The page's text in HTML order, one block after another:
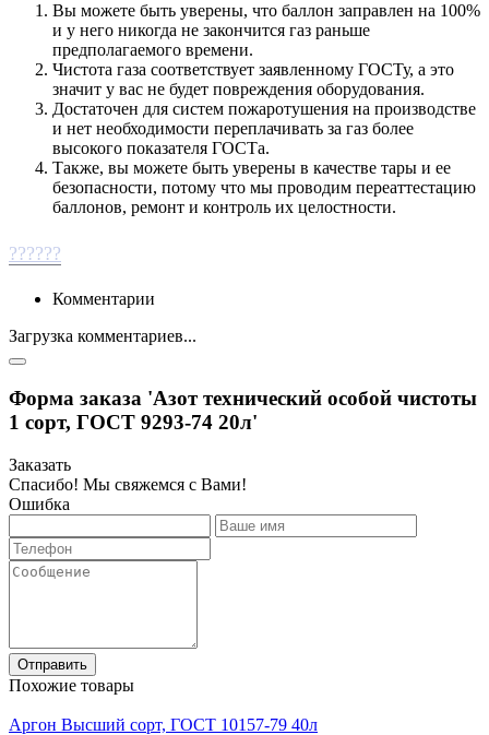
Вы можете быть уверены, что баллон заправлен на 100%
и у него никогда не закончится газ раньше
предполагаемого времени.
Чистота газа соответствует заявленному ГОСТу, а это
значит у вас не будет повреждения оборудования.
Достаточен для систем пожаротушения на производстве
и нет необходимости переплачивать за газ более
высокого показателя ГОСТа.
Также, вы можете быть уверены в качестве тары и ее
безопасности, потому что мы проводим переаттестацию
баллонов, ремонт и контроль их целостности.
??????
Комментарии
Загрузка комментариев...
Форма заказа 'Азот технический особой чистоты
1 сорт, ГОСТ 9293-74 20л'
Заказать
Спасибо! Мы свяжемся с Вами!
Ошибка
Отправить
Похожие товары
Аргон Высший сорт, ГОСТ 10157-79 40л